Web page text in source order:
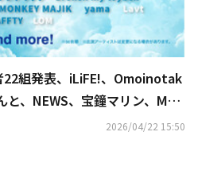
22組発表、iLiFE!、Omoinotak
、NEWS、宝鐘マリン、ME:
三次先行チケットも発売開始
2026/04/22 15:50